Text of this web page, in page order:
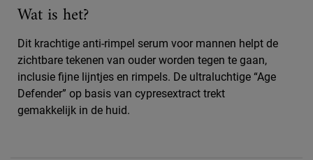
Wat is het?
Dit krachtige anti-rimpel serum voor mannen helpt de
zichtbare tekenen van ouder worden tegen te gaan,
inclusie fijne lijntjes en rimpels. De ultraluchtige “Age
Defender” op basis van cypresextract trekt
gemakkelijk in de huid.